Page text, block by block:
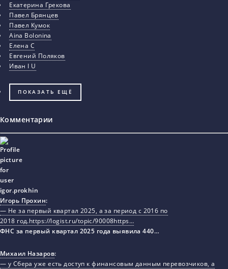
Екатерина Грекова
Павел Брянцев
Павел Кумок
Aina Bolonina
Елена С
Евгений Поляков
Иван I U
ПОКАЗАТЬ ЕЩЁ
Комментарии
Игорь Прохин:
— Не за первый квартал 2025, а за период с 2016 по
2018 год.https://logist.ru/topic/90008https…
ФНС за первый квартал 2025 года выявила 440…
Михаил Назаров:
— у Сбера уже есть доступ к финансовым данным перевозчиков, а